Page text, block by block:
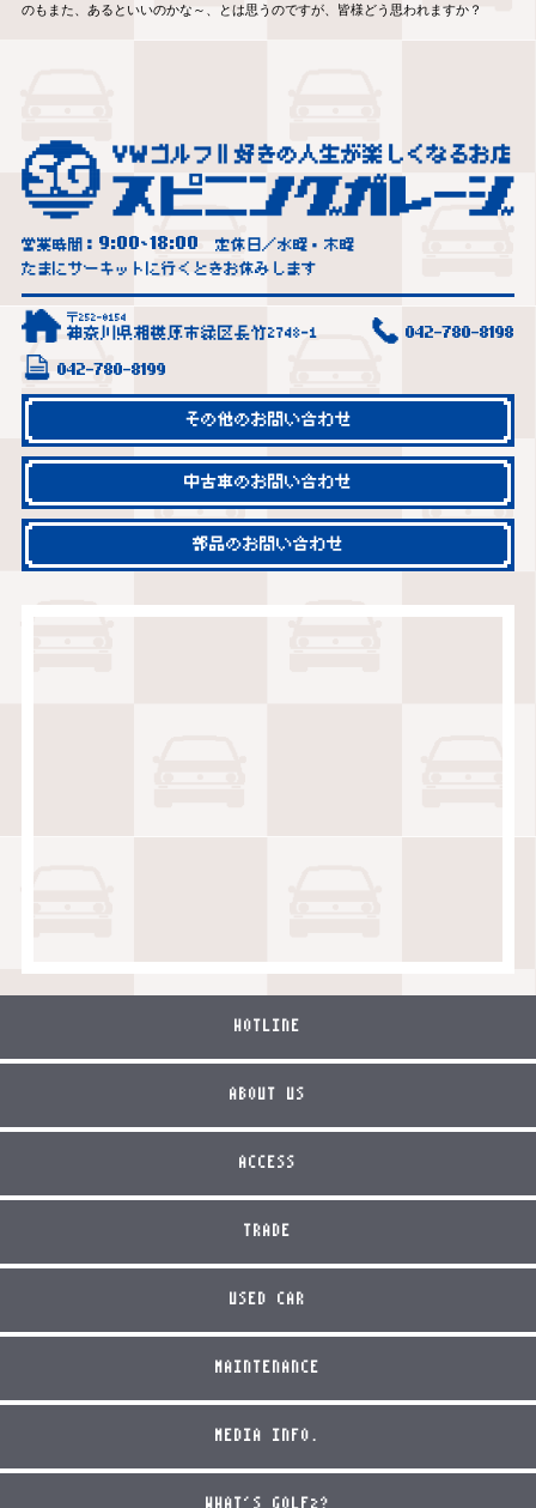
のもまた、あるといいのかな～、とは思うのですが、皆様どう思われますか？
営業時間： 9:00~18:00
定休日／水曜・木曜
たまにサーキットに行くときお休みします
〒252-0154
神奈川県相模原市緑区長竹2748-1 042-780-8198
042-780-8199
その他のお問い合わせ
中古車のお問い合わせ
部品のお問い合わせ
HOTLINE
ABOUT US
ACCESS
TRADE
USED CAR
MAINTENANCE
MEDIA INFO.